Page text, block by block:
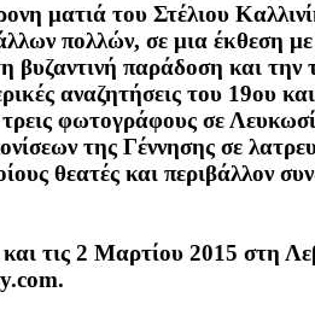
ματιά του Στέλιου
πολλών, σε μια έκθεση
παράδοση και την
αναζητήσεις του 19ου
φωτογράφους σε
της Γέννησης σε
θεατές και περιβάλλον
και τις 2 Μαρτίου 2015 στη